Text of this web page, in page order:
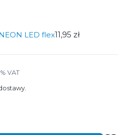
LED flex11,95 zł
VAT
VAT